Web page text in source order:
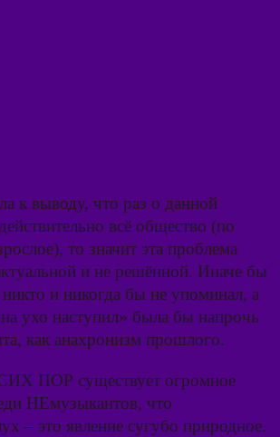
к выводу, что раз о данной
всё общество (по
то значит эта проблема
и не решённой. Иначе бы
и никогда бы не упоминал, а
ухо наступил» была бы напрочь
как анахронизм прошлого.
ПОР существует огромное
НЕмузыкантов, что
– это явление сугубо природное.